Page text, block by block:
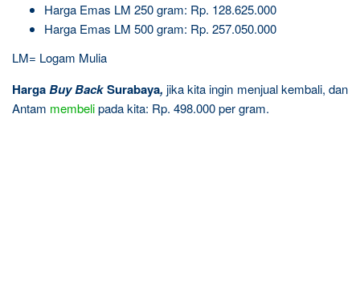
Harga Emas LM 250 gram: Rp. 128.625.000
Harga Emas LM 500 gram: Rp. 257.050.000
LM= Logam Mulia
HargaBuy BackSurabaya, jika kita ingin menjual kembali, dan
Antam membelipada kita: Rp. 498.000 per gram.